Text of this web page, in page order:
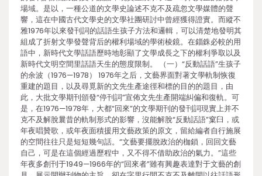
場域。是以，一種公道的文學史論述不克不及疏忽文學媒體的聲
響，這在中國古代文學史的文學社團研討中曾經獲得證實。而縱不
雅1976年以來發刊詞的話語生孩子方法和邏輯，可以清楚地發明其
組成了折射文學發聲背后的權利場域的學術棱鏡。在錙銖必較的用
語中，新時代文學話語歷時地彰顯了文學成長之下的權利爭取以及
新時代文明空間里話語天生的態度限制。 （一）“反動話語”生孩子
的余波（1976—1978） 1976年之后，文藝界面對著文學軌制恢復
重建的題目，以及尋覓新的文先生產途徑和標的目的的題目，由
此，大批文學期刊頒發“停刊詞”宣佈文先生產開端糾偏和復軌。可
是，在1976—1978年，大都“回來”的文學期刊的發刊詞現實上并不
克不及解脫曩昔的軌制形式的影響，沒能解脫“反動話語”窠臼，或
年夜唱贊歌，或年夜面積援用文藝政策的原文，留給編者自行施展
的空間往往只是短短幾句話。“文藝要擺脫政治的枷鎖，回回文藝
自己，可是在這個經過歷程中，又不得不借助政治的氣力。”這些
年夜多創刊于1949—1966年的“回來者”雖有興趣表達對于文藝的創